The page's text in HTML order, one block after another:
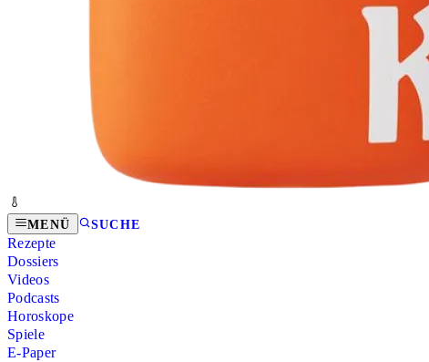
MENÜ SUCHE
Rezepte
Dossiers
Videos
Podcasts
Horoskope
Spiele
E-Paper